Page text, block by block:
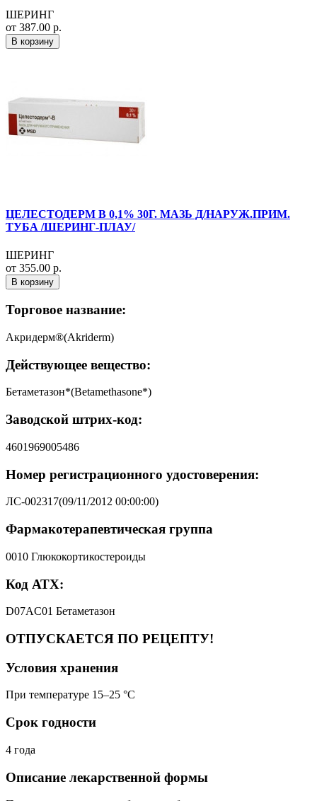
ШЕРИНГ
от 387.00 р.
В корзину
ЦЕЛЕСТОДЕРМ В 0,1% 30Г. МАЗЬ Д/НАРУЖ.ПРИМ.
ТУБА /ШЕРИНГ-ПЛАУ/
ШЕРИНГ
от 355.00 р.
В корзину
Торговое название:
Акридерм®(Akriderm)
Действующее вещество:
Бетаметазон*(Betamethasone*)
Заводской штрих-код:
4601969005486
Номер регистрационного удостоверения:
ЛС-002317(09/11/2012 00:00:00)
Фармакотерапевтическая группа
0010 Глюкокортикостероиды
Код АТХ:
D07AC01 Бетаметазон
ОТПУСКАЕТСЯ ПО РЕЦЕПТУ!
Условия хранения
При температуре 15–25 °C
Срок годности
4 года
Описание лекарственной формы